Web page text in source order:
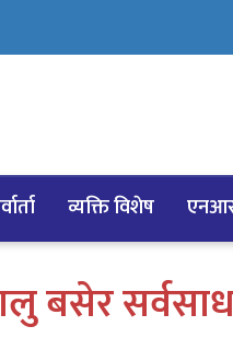
व्यक्ति विशेष
बसेर